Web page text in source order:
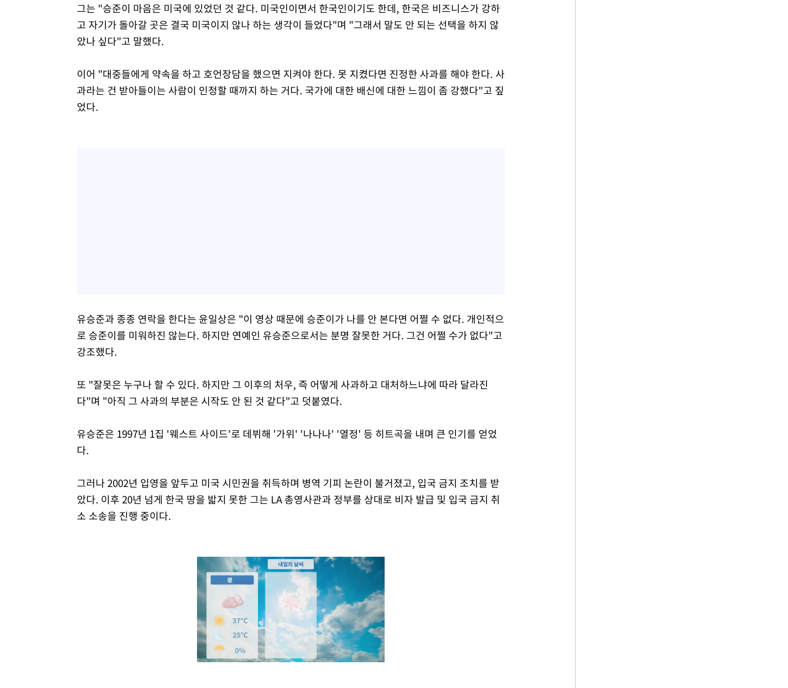
그는 "승준이 마음은 미국에 있었던 것 같다. 미국인이면서 한국인이기도 한데, 한국은 비즈니스가 강하
고 자기가 돌아갈 곳은 결국 미국이지 않나 하는 생각이 들었다"며 "그래서 말도 안 되는 선택을 하지 않
았나 싶다"고 말했다.
이어 "대중들에게 약속을 하고 호언장담을 했으면 지켜야 한다. 못 지켰다면 진정한 사과를 해야 한다. 사
과라는 건 받아들이는 사람이 인정할 때까지 하는 거다. 국가에 대한 배신에 대한 느낌이 좀 강했다"고 짚
었다.
유승준과 종종 연락을 한다는 윤일상은 "이 영상 때문에 승준이가 나를 안 본다면 어쩔 수 없다. 개인적으
로 승준이를 미워하진 않는다. 하지만 연예인 유승준으로서는 분명 잘못한 거다. 그건 어쩔 수가 없다"고
강조했다.
또 "잘못은 누구나 할 수 있다. 하지만 그 이후의 처우, 즉 어떻게 사과하고 대처하느냐에 따라 달라진
다"며 "아직 그 사과의 부분은 시작도 안 된 것 같다"고 덧붙였다.
유승준은 1997년 1집 '웨스트 사이드'로 데뷔해 '가위' '나나나' '열정' 등 히트곡을 내며 큰 인기를 얻었
다.
그러나 2002년 입영을 앞두고 미국 시민권을 취득하며 병역 기피 논란이 불거졌고, 입국 금지 조치를 받
았다. 이후 20년 넘게 한국 땅을 밟지 못한 그는 LA 총영사관과 정부를 상대로 비자 발급 및 입국 금지 취
소 소송을 진행 중이다.